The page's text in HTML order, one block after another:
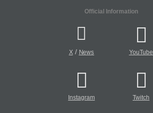
Official Information
X/ News YouTube
Instagram Twitch